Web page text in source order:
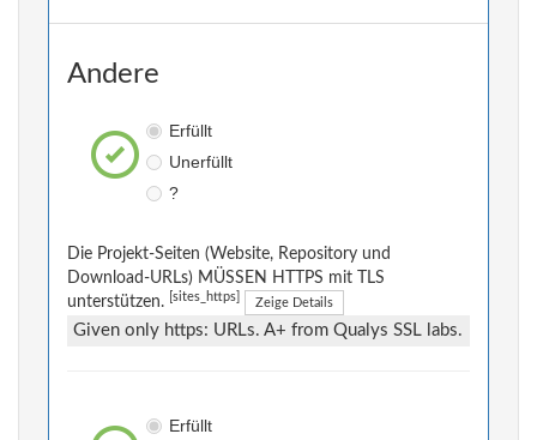
Andere
Erfüllt
Unerfüllt
?
Die Projekt-Seiten (Website, Repository und
Download-URLs) MÜSSEN HTTPS mit TLS
unterstützen.
[sites_https] Zeige Details
Given only https: URLs. A+ from Qualys SSL labs.
Erfüllt